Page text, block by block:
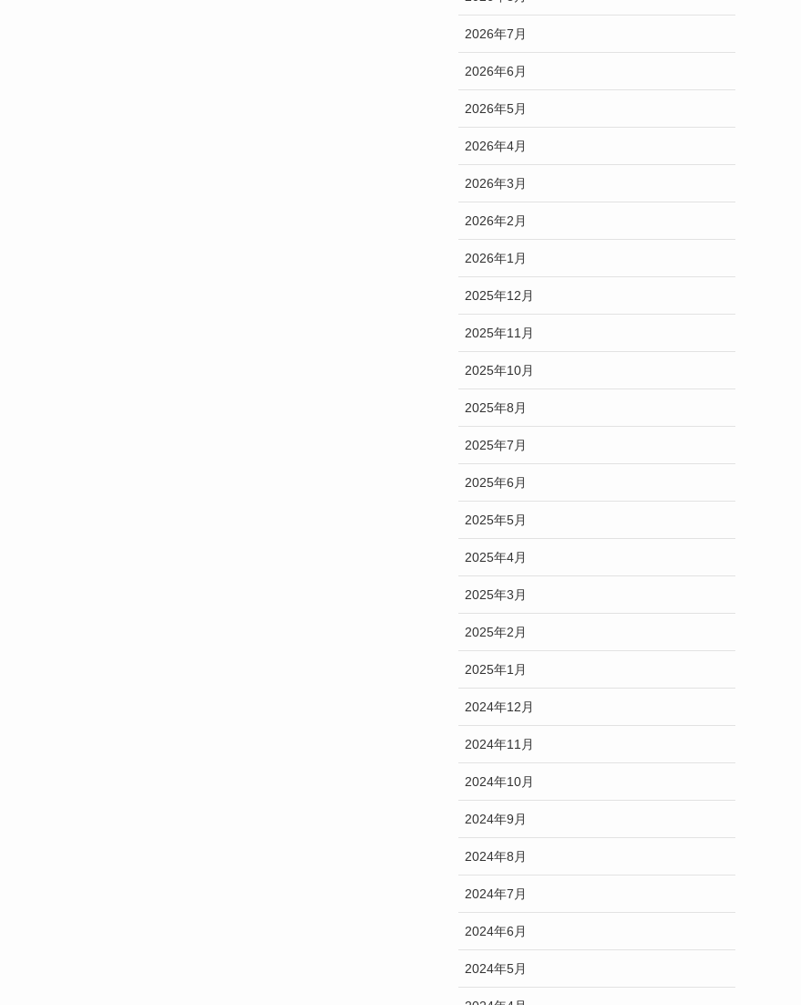
2026年7月
2026年6月
2026年5月
2026年4月
2026年3月
2026年2月
2026年1月
2025年12月
2025年11月
2025年10月
2025年8月
2025年7月
2025年6月
2025年5月
2025年4月
2025年3月
2025年2月
2025年1月
2024年12月
2024年11月
2024年10月
2024年9月
2024年8月
2024年7月
2024年6月
2024年5月